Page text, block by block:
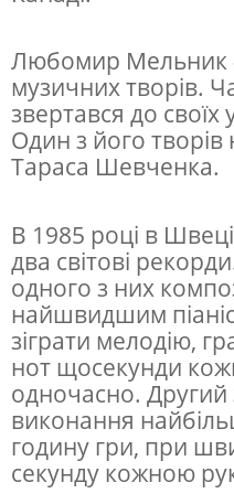
п
и
т
ь
П
р
а
з
і
Любомир Мельник
музичних творів.
звертався до своїх
Один з його
Тараса Шевченка.
В 1985 році в
два світові
одного з них
найшвидшим
зіграти мелодію,
нот щосекунди
одночасно. Другий
виконання
годину гри, при
секунду кожною